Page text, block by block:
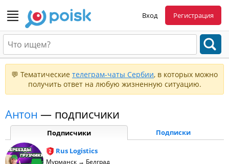
Вход Регистрация
💬 Тематические телеграм-чаты Сербии, в которых можно
получить ответ на любую жизненную ситуацию.
Антон — подписчики
Подписчики
Подписки
Rus Logistics
Мурманск → Белград